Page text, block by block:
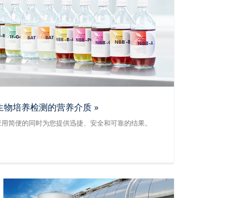
物培养检测的营养介质 »
简便的同时为您提供迅捷、安全和可靠的结果。